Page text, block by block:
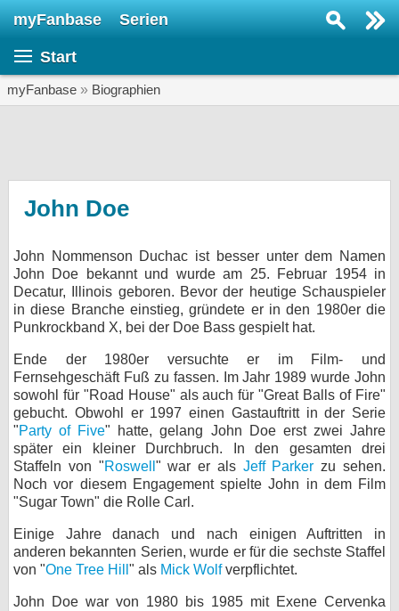
myFanbase Serien
Start
myFanbase » Biographien
John Doe
John Nommenson Duchac ist besser unter dem Namen
John Doe bekannt und wurde am 25. Februar 1954 in
Decatur, Illinois geboren. Bevor der heutige Schauspieler
in diese Branche einstieg, gründete er in den 1980er die
Punkrockband X, bei der Doe Bass gespielt hat.
Ende der 1980er versuchte er im Film- und
Fernsehgeschäft Fuß zu fassen. Im Jahr 1989 wurde John
sowohl für "Road House" als auch für "Great Balls of Fire"
gebucht. Obwohl er 1997 einen Gastauftritt in der Serie
"Party of Five" hatte, gelang John Doe erst zwei Jahre
später ein kleiner Durchbruch. In den gesamten drei
Staffeln von "Roswell " war er als Jeff Parker zu sehen.
Noch vor diesem Engagement spielte John in dem Film
"Sugar Town" die Rolle Carl.
Einige Jahre danach und nach einigen Auftritten in
anderen bekannten Serien, wurde er für die sechste Staffel
von "One Tree Hill " als Mick Wolfverpflichtet.
John Doe war von 1980 bis 1985 mit Exene Cervenka
KULTUR
Specials
SERVICE
Forum
bei Facebook
Nutzungsbedingungen
Datenschutz